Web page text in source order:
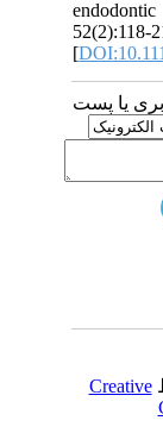
[
یا پست